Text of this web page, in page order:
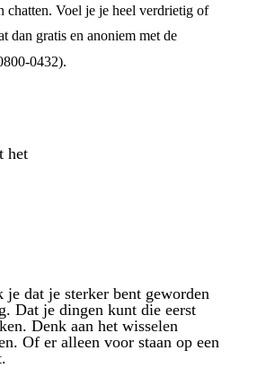
chatten. Voel je je heel verdrietig of
dan gratis en anoniem met de
0432).
het
je dat je sterker bent geworden
Dat je dingen kunt die eerst
Denk aan het wisselen
Of er alleen voor staan op een